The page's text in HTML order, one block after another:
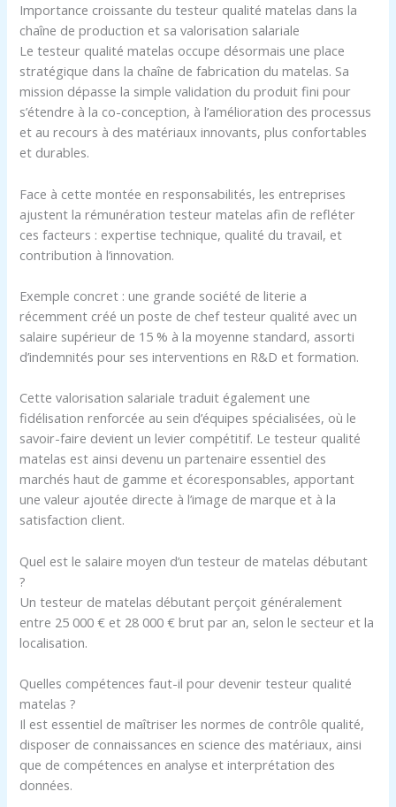
Importance croissante du testeur qualité matelas dans la
chaîne de production et sa valorisation salariale
Le testeur qualité matelas occupe désormais une place
stratégique dans la chaîne de fabrication du matelas. Sa
mission dépasse la simple validation du produit fini pour
s’étendre à la co-conception, à l’amélioration des processus
et au recours à des matériaux innovants, plus confortables
et durables.
Face à cette montée en responsabilités, les entreprises
ajustent la rémunération testeur matelas afin de refléter
ces facteurs : expertise technique, qualité du travail, et
contribution à l’innovation.
Exemple concret : une grande société de literie a
récemment créé un poste de chef testeur qualité avec un
salaire supérieur de 15 % à la moyenne standard, assorti
d’indemnités pour ses interventions en R&D et formation.
Cette valorisation salariale traduit également une
fidélisation renforcée au sein d’équipes spécialisées, où le
savoir-faire devient un levier compétitif. Le testeur qualité
matelas est ainsi devenu un partenaire essentiel des
marchés haut de gamme et écoresponsables, apportant
une valeur ajoutée directe à l’image de marque et à la
satisfaction client.
Quel est le salaire moyen d’un testeur de matelas débutant
?
Un testeur de matelas débutant perçoit généralement
entre 25 000 € et 28 000 € brut par an, selon le secteur et la
localisation.
Quelles compétences faut-il pour devenir testeur qualité
matelas ?
Il est essentiel de maîtriser les normes de contrôle qualité,
disposer de connaissances en science des matériaux, ainsi
que de compétences en analyse et interprétation des
données.